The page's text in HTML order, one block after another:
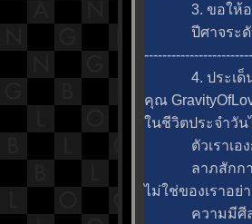
3. ขอให้อธิบ
ปีศาจระดับต่
4. ประเด็นข
คุณ
นชีวิตประจำวัน
ตัวเราเองก็อ
ลาภสักการะที่
ไม่ใช่ของเราอย่
ความมีศีล มีกั